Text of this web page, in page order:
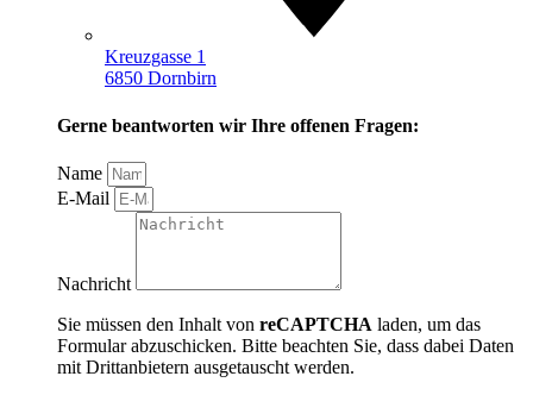
Kreuzgasse 1
6850 Dornbirn
Gerne beantworten wir Ihre offenen Fragen:
Name
E-Mail
Nachricht
Sie müssen den Inhalt von reCAPTCHA laden, um das
Formular abzuschicken. Bitte beachten Sie, dass dabei Daten
mit Drittanbietern ausgetauscht werden.